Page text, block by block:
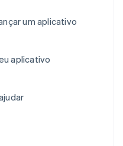
um aplicativo
aplicativo